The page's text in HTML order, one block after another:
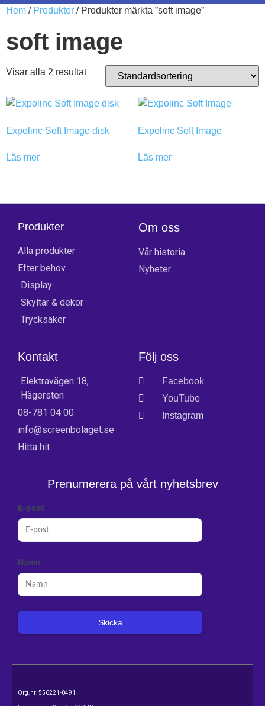
Hem / Produkter / Produkter märkta ”soft image”
soft image
Visar alla 2 resultat
Expolinc Soft Image disk
Läs mer
Expolinc Soft Image
Läs mer
Produkter
Alla produkter
Efter behov
Display
Skyltar & dekor
Trycksaker
Om oss
Vår historia
Nyheter
Kontakt
Elektravägen 18,
Hägersten
08-781 04 00
info@screenbolaget.se
Hitta hit
Följ oss
Facebook
YouTube
Instagram
Prenumerera på vårt nyhetsbrev
E-post
Namn
Skicka
Org.nr: 556221-0491